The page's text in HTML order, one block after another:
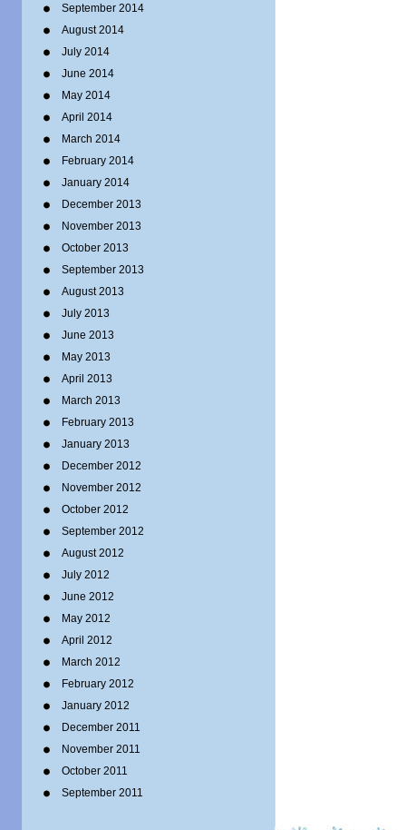
September 2014
August 2014
July 2014
June 2014
May 2014
April 2014
March 2014
February 2014
January 2014
December 2013
November 2013
October 2013
September 2013
August 2013
July 2013
June 2013
May 2013
April 2013
March 2013
February 2013
January 2013
December 2012
November 2012
October 2012
September 2012
August 2012
July 2012
June 2012
May 2012
April 2012
March 2012
February 2012
January 2012
December 2011
November 2011
October 2011
September 2011